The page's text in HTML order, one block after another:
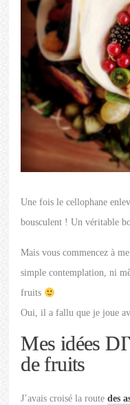
Une fois le cellophane
bousculent ! Un véritable
Mais vous commencez à
simple contemplation, ni
fruits
Oui, il a fallu que je joue
Mes idées
de fruits
J’avais croisé la routedes